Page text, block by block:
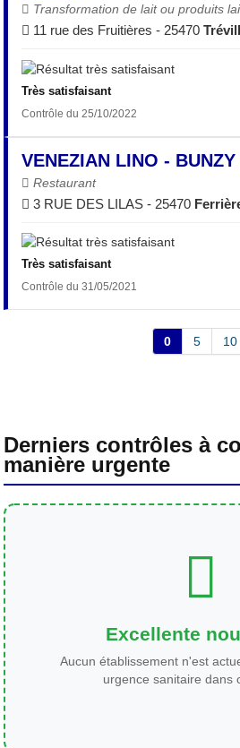
Transformation de lait ou produits
11 rue des Fruitières - 25470
Très satisfaisant
Contrôle du 25/10/2022
VENEZIAN LINO -
Restaurant
3 RUE DES LILAS - 25470
Très satisfaisant
Contrôle du 31/05/2021
0 5 10
Derniers contrôles à
manière urgente
Excellente
Aucun établissement n'est
urgence sanitaire dans